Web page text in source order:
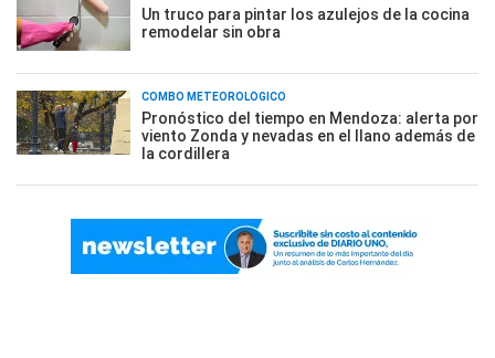
Un truco para pintar los azulejos de la cocina
remodelar sin obra
COMBO METEOROLÓGICO
Pronóstico del tiempo en Mendoza: alerta por
viento Zonda y nevadas en el llano además de
la cordillera